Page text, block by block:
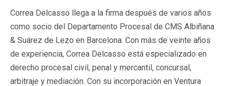
Correa Delcasso llega a la firma después de varios años
como socio del Departamento Procesal de CMS Albiñana
& Suárez de Lezo en Barcelona. Con más de veinte años
de experiencia, Correa Delcasso está especializado en
derecho procesal civil, penal y mercantil, concursal,
arbitraje y mediación. Con su incorporación en Ventura